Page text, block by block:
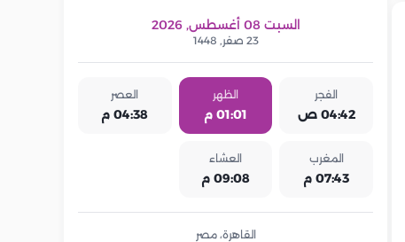
السبت 08 أغسطس, 2026
23 صفر, 1448
الفجر
04:42 ص
الظهر
01:01 م
العصر
04:38 م
المغرب
07:43 م
العشاء
09:08 م
القاهرة، مصر